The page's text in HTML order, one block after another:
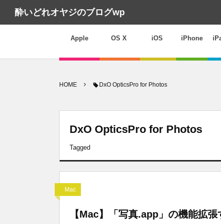
酔いどれオヤジのブログwp
Apple OS X iOS iPhone
HOME DxO OpticsPro for Photos
DxO OpticsPro for Photos
Tagged
Mac
【Mac】「写真.app」の機能拡